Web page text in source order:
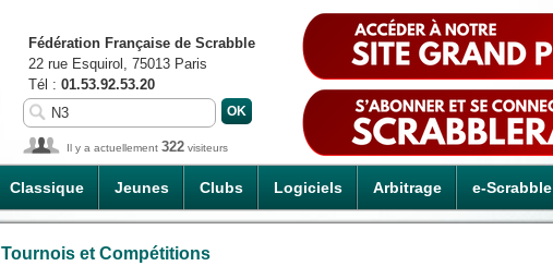
Classique Jeunes Clubs Logiciels Arbitrage e-Scrabble
Fédération Française de Scrabble
22 rue Esquirol, 75013 Paris
Tél : 01.53.92.53.20
Il y a actuellement 322 visiteurs
Tournois et Compétitions